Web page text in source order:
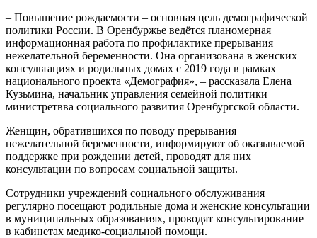
– Повышение рождаемости – основная цель демографической
политики России. В Оренбуржье ведётся планомерная
информационная работа по профилактике прерывания
нежелательной беременности. Она организована в женских
консультациях и родильных домах с 2019 года в рамках
национального проекта «Демография», – рассказала Елена
Кузьмина, начальник управления семейной политики
министретвва социального развития Оренбургской области.
Женщин, обратившихся по поводу прерывания
нежелательной беременности, информируют об оказываемой
поддержке при рождении детей, проводят для них
консультации по вопросам социальной защиты.
Сотрудники учреждений социального обслуживания
регулярно посещают родильные дома и женские консультации
в муниципальных образованиях, проводят консультирование
в кабинетах медико-социальной помощи.